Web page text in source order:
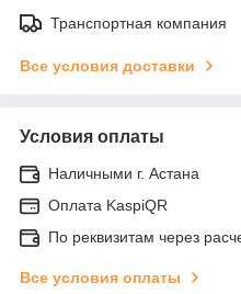
Транспортная компания
Все условия доставки
Условия оплаты
Наличными г. Астана
Оплата KaspiQR
По реквизитам через
Все условия оплаты